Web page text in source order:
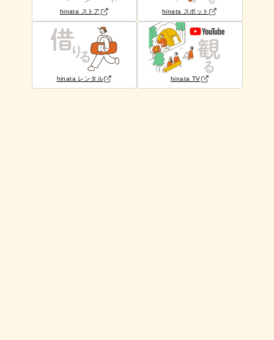
hinata ストア hinata スポット
hinata レンタル hinata TV